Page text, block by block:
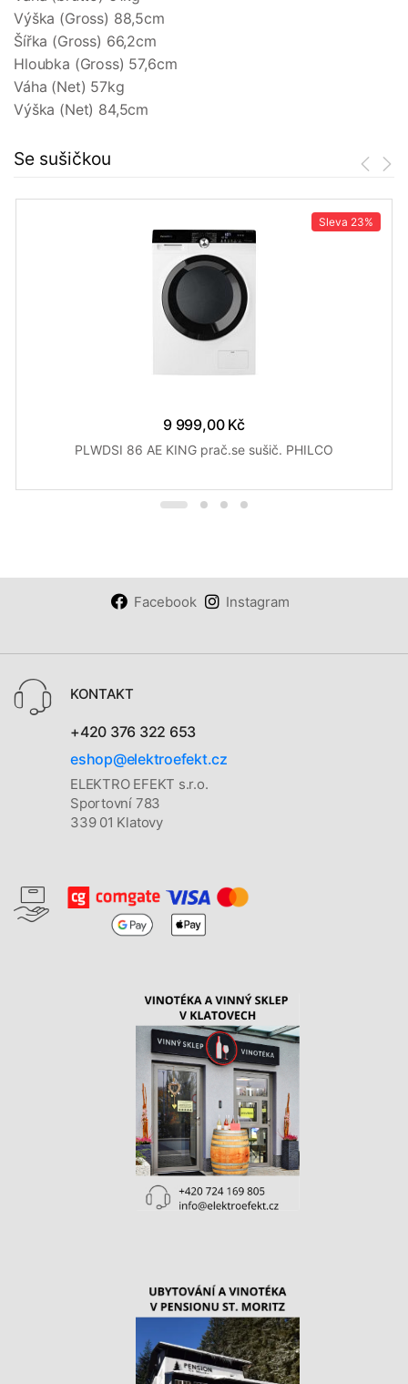
Výška (Gross) 88,5cm
Šířka (Gross) 66,2cm
Hloubka (Gross) 57,6cm
Váha (Net) 57kg
Výška (Net) 84,5cm
Se sušičkou
Sleva 23%
9 999,00 Kč
PLWDSI 86 AE KING prač.se sušič. PHILCO
Facebook Instagram
KONTAKT
+420 376 322 653
eshop@elektroefekt.cz
ELEKTRO EFEKT s.r.o.
Sportovní 783
339 01 Klatovy